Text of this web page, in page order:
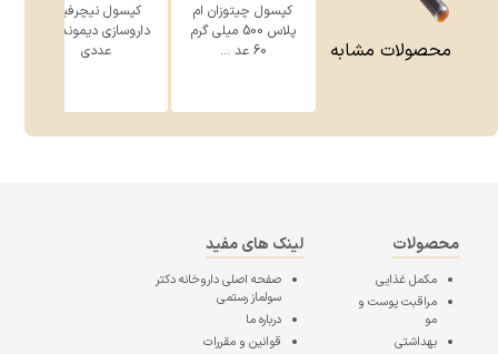
محصولات مشابه
کپسول چیتوزان ام
پلاس 500 میلی گرم
60 عد ...
کپسول نیچرفیت
عددی
محصولات
مکمل غذایی
مراقبت پوست و
مو
بهداشتی
لینک های مفید
صفحه اصلیداروخانه دکتر
سولماز رستمی
درباره ما
قوانین و مقررات